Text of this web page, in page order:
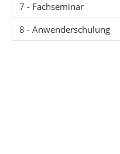
7 - Fachseminar
8 - Anwenderschulung